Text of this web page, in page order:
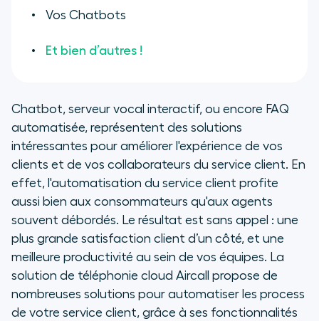
Vos Chatbots
Et bien d’autres !
Chatbot, serveur vocal interactif, ou encore FAQ
automatisée, représentent des solutions
intéressantes pour améliorer l'expérience de vos
clients et de vos collaborateurs du service client. En
effet, l'automatisation du service client profite
aussi bien aux consommateurs qu'aux agents
souvent débordés. Le résultat est sans appel : une
plus grande satisfaction client d’un côté, et une
meilleure productivité au sein de vos équipes. La
solution de téléphonie cloud Aircall propose de
nombreuses solutions pour automatiser les process
de votre service client, grâce à ses fonctionnalités